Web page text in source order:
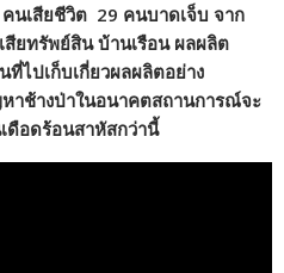
นเสียชีวิต 29 คนบาดเจ็บ จาก
ยทรัพย์สิน บ้านเรือน ผลผลิต
ที่ไปเก็บเกี่ยวผลผลิตอย่าง
าช้างป่าในอนาคตสถานการณ์จะ
ดือดร้อนสาหัสกว่านี้